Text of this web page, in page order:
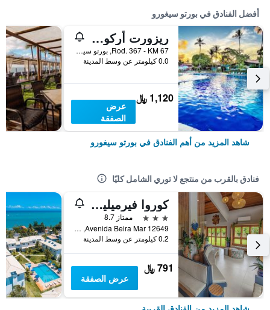
أفضل الفنادق في بورتو سيغورو
ريزورت أركوبالين و -ر امل جميع الخدمات
Rod. 367 - KM 67, بورتو سيغورو, البرازيل
0.0 كيلومتر عن وسط المدينة
1,120 ﷼
عرض
الصفقة
شاهد المزيد من أهم الفنادق في بورتو سيغورو
فنادق بالقرب من منتجع لا توري الشامل كليًا
كوروا فيرميليا بيتش بسعر شامل جميع الخدمات
3 نجوم
ممتاز 8.7
Avenida Beira Mar 12649, بورتو سيغورو, البرازيل
0.2 كيلومتر عن وسط المدينة
791 ﷼
عرض الصفقة